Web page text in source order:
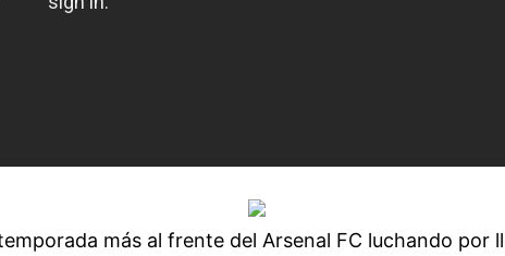
más al frente del Arsenal FC luchando por